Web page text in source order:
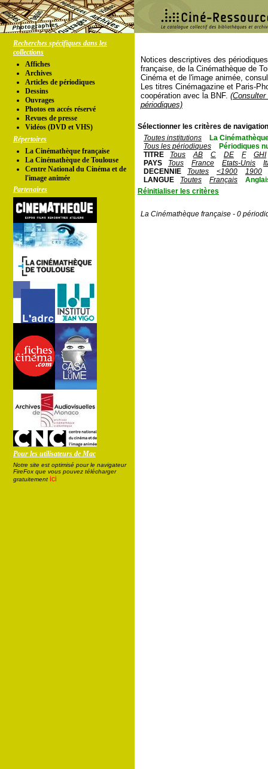
Recherches spécifiques dans les
collections
Affiches
Archives
Articles de périodiques
Dessins
Ouvrages
Photos en accés réservé
Revues de presse
Vidéos (DVD et VHS)
Répertoires
La Cinémathèque française
La Cinémathèque de Toulouse
Centre National du Cinéma et de
l'image animée
Partenaires
Pour les utilisateurs de Mac
Notre site est optimisé pour le navigateur
FireFox que vous pouvez télécharger
gratuitement ici
Notices descriptives des
française, de la Cinémathèque de
Cinéma et de l'image animée,
Les titres Cinémagazine et Paris-
coopération avec la BNF.
périodiques)
Sélectionner les critères de
Toutes institutions
La
Tous les périodiques
Périodiques
TITRE
Tous AB C DE F
GHI
PAYS
Tous France Etats-Unis
DECENNIE
Toutes <1900
1900
LANGUE
Toutes Français
Réinitialiser les critères
La Cinémathèque française - 0